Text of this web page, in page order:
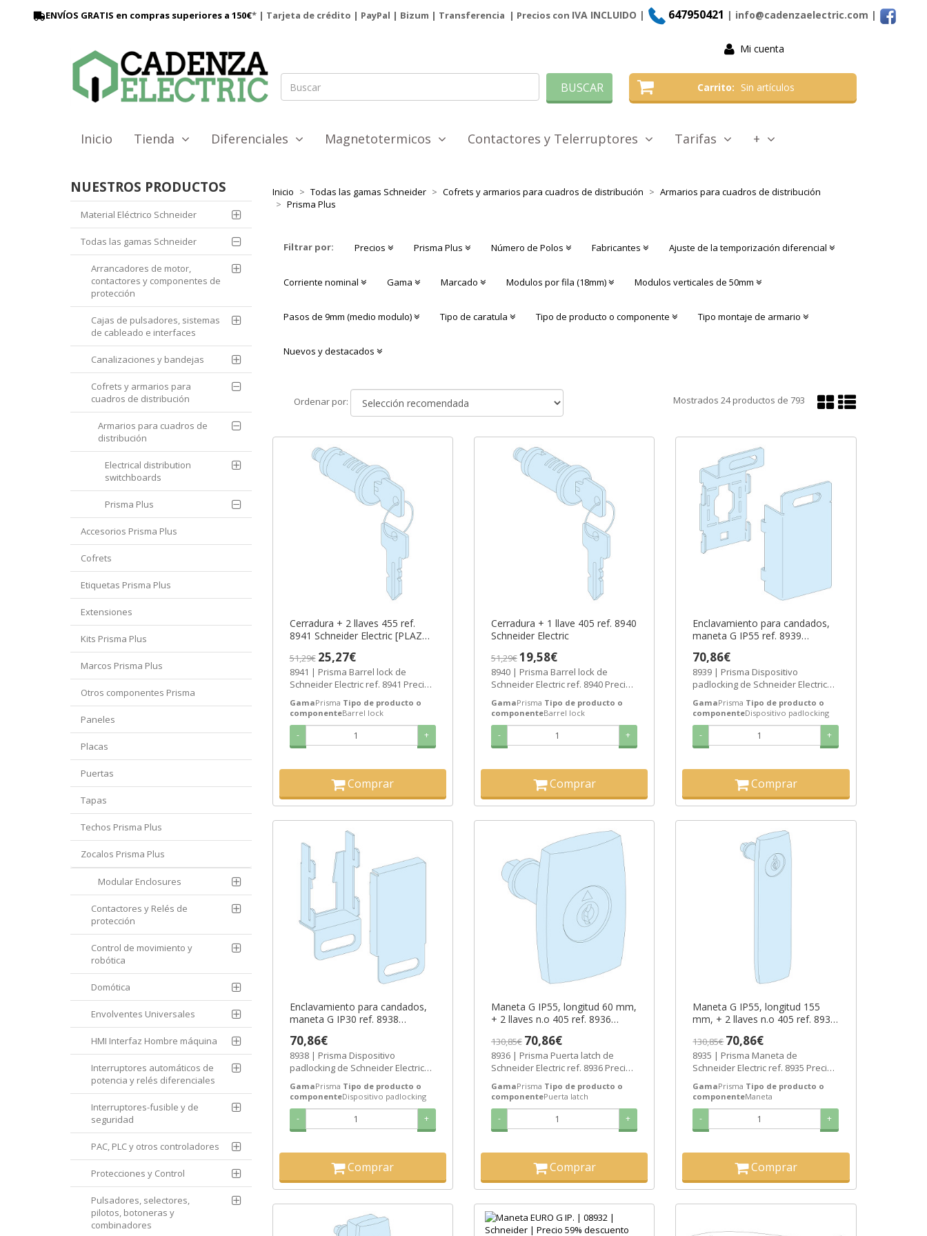
ENVÍOS GRATIS en compras superiores a 150€* | Tarjeta de crédito | PayPal | Bizum | Transferencia | Precios con IVA INCLUIDO | 647950421 | info@cadenzaelectric.com |
Mi cuenta
Carrito Sin artículos
BUSCAR
Inicio Tienda Diferenciales Magnetotermicos Contactores y Telerruptores Tarifas +
Inicio Todas las gamas Schneider Cofrets y armarios para cuadros de distribución
Armarios para cuadros de distribución
Prisma Plus
Filtrar por: Precios Prisma Plus Número de Polos Fabricantes Ajuste de la temporización diferencial
Corriente nominal Gama Marcado Modulos por fila (18mm) Modulos verticales de 50mm
Pasos de 9mm (medio modulo) Tipo de caratula Tipo de producto o componente Tipo montaje de armario
Nuevos y destacados
Ordenar por:
Ordenar
por
Mostrar
en
Mostrar
en
Mostrados 24productos de 793
Cerradura + 2 llaves 455 ref.
8941 Schneider Electric [PLAZO
51,29€ 25,27€
8941 | Prisma Barrel lock de
Schneider Electric ref. 8941 Precio:
GamaPrisma Tipo de producto o
componenteBarrel lock
- +
Comprar
Cerradura + 1 llave 405 ref. 8940
Schneider Electric
51,29€19,58€
8940 | Prisma Barrel lock de
Schneider Electric ref. 8940 Precio:
GamaPrisma Tipo de producto o
componenteBarrel lock
- +
Comprar
Enclavamiento para candados,
maneta G IP55 ref. 8939
SEMANAS]
70,86€
8939 | Prisma Dispositivo
padlocking de Schneider Electric
un...
GamaPrisma Tipo de producto o
componenteDispositivo padlocking
- +
Comprar
Enclavamiento para candados,
maneta G IP30 ref. 8938
SEMANAS]
70,86€
8938 | Prisma Dispositivo
padlocking de Schneider Electric
un...
GamaPrisma Tipo de producto o
componenteDispositivo padlocking
- +
Comprar
Maneta G IP55, longitud 60 mm,
+ 2 llaves n.o 405 ref. 8936
SEMANAS]
130,85€ 70,86€
8936 | Prisma Puerta latch de
Schneider Electric ref. 8936 Precio:
GamaPrisma Tipo de producto o
componentePuerta latch
- +
Comprar
Maneta G IP55, longitud 155
mm, + 2 llaves n.o 405 ref. 8935
SEMANAS]
130,85€70,86€
8935 | Prisma Maneta de
Schneider Electric ref. 8935 Precio:
GamaPrisma Tipo de producto o
componenteManeta
- +
Comprar
NUESTROS PRODUCTOS
Material Eléctrico Schneider
Todas las gamas Schneider
Arrancadores de motor,
contactores y componentes de
protección
Cajas de pulsadores, sistemas
de cableado e interfaces
Canalizaciones y bandejas
Cofrets y armarios para
cuadros de distribución
Armarios para cuadros de
distribución
Electrical distribution
switchboards
Prisma Plus
Accesorios Prisma Plus
Cofrets
Etiquetas Prisma Plus
Extensiones
Kits Prisma Plus
Marcos Prisma Plus
Otros componentes Prisma
Paneles
Placas
Puertas
Tapas
Techos Prisma Plus
Zocalos Prisma Plus
Modular Enclosures
Contactores y Relés de
protección
Control de movimiento y
robótica
Domótica
Envolventes Universales
HMI Interfaz Hombre máquina
Interruptores automáticos de
potencia y relés diferenciales
Interruptores-fusible y de
seguridad
PAC, PLC y otros controladores
Protecciones y Control
Pulsadores, selectores,
pilotos, botoneras y
combinadores